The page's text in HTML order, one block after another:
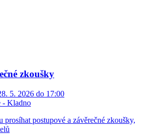
zkoušky
5. 2026 do 17:00
- Kladno
prosíhat postupové a závěrečné zkoušky,